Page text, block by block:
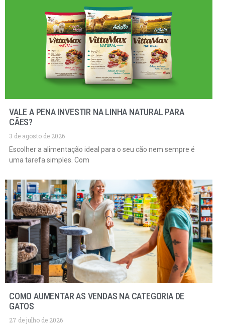
VALE A PENA INVESTIR NA LINHA NATURAL PARA
CÃES?
3 de agosto de 2026
Escolher a alimentação ideal para o seu cão nem sempre é
uma tarefa simples. Com
COMO AUMENTAR AS VENDAS NA CATEGORIA DE
GATOS
27 de julho de 2026